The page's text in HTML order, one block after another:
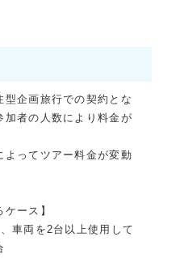
企画旅行での契約とな
加者の人数により料金が
よってツアー料金が変動
ース】
車両を2台以上使用して